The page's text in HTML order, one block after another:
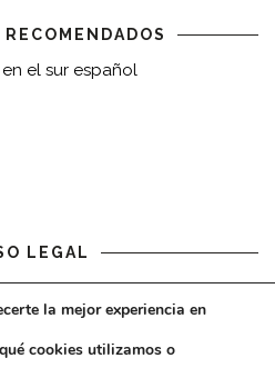
el sur español
LEGAL
la mejor experiencia en
cookies utilizamos o